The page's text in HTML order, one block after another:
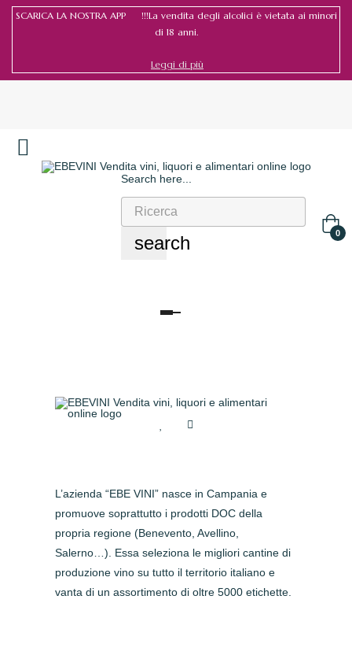
SCARICA LA NOSTRA APP !!!La vendita degli alcolici è vietata ai minori
di 18 anni.
Leggi di più
Search here...
search 0
navigazione
L’azienda “EBE VINI” nasce in Campania e
promuove soprattutto i prodotti DOC della
propria regione (Benevento, Avellino,
Salerno…). Essa seleziona le migliori cantine di
produzione vino su tutto il territorio italiano e
vanta di un assortimento di oltre 5000 etichette.